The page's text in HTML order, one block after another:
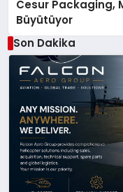
Cesur Packaging,
Büyütüyor
Son Dakika